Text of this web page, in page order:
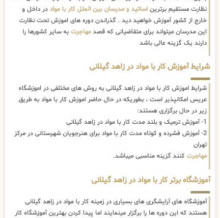
نظارت مستقیم برترین اساتید و مدرسان بین الملل کار با مواد در داخل و
خارج از کشور آموزش خواهید دید . گذراندن دوره های اموزش تحت نظارت
این مدرسان میتواند برای متقاضیانی که قصد مهاجرت به سایر کشورها را
دارند یک گزینه عالی باشد
شرایط آموزش کار با مواد در زاهد گیلانی
شرایط اموزش کار با مواد در زاهد گیلانی به روش های مختلفی در اموزشگاه
عریس امکانپذیر است ، بطوریکه در حال حاضر اموزش کار با مواد به طریق
زیر در حال برگزاری هستند:
1- آموزش ترمیک و بلند مدت کار با مواد در زاهد گیلانی
2- آموزش فشرده و کوتاه مدت کار با مواد برای هنرجویان شهرستانی در مرکز
تهران
مهاجرت کنند گزینه مناسبی میباشد.
آموزشگاه برتر کار با مواد در زاهد گیلانی
آموزشگاه های آرایشگری های بسیاری در زمینه کار با مواد در زاهد گیلانی
هستند که این دوره ها را برگزار مینمایند اما پیدا کردن بهترین آموزشگاه کار